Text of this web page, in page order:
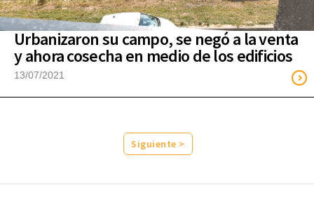
Urbanizaron su campo, se negó a la venta
y ahora cosecha en medio de los edificios
13/07/2021
Siguiente >